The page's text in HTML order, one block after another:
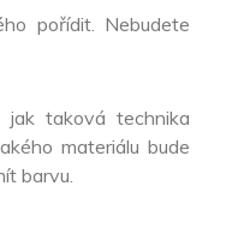
pořídit. Nebudete
taková technika
materiálu bude
barvu.